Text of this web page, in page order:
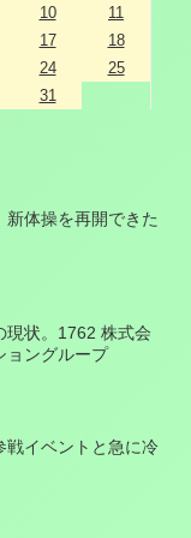
10
11
17
18
24
25
31
新体操を再開できた
現状。1762 株式会
ョングループ
戦イベントと急に冷